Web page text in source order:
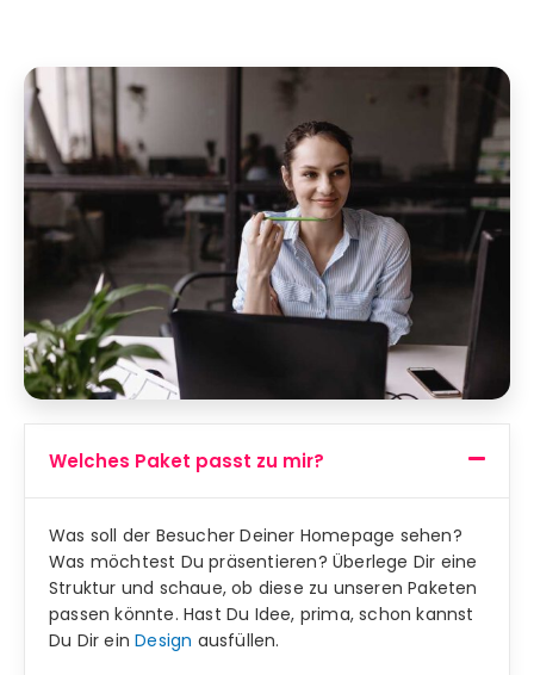
Welches Paket passt zu mir?
Was soll der Besucher Deiner Homepage sehen?
Was möchtest Du präsentieren? Überlege Dir eine
Struktur und schaue, ob diese zu unseren Paketen
passen könnte. Hast Du Idee, prima, schon kannst
Du Dir einDesign ausfüllen.